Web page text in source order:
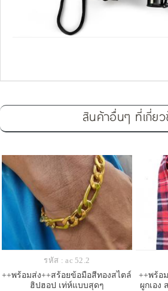
สินค้าอื่นๆ ที่เกี่ย
รหัส : ac 52.2
++พร้อมส่ง++สร้อยข้อมือสีทองสไตล์
ฮิปฮอป เท่ห์แบบสุดๆ
++พร้อ
ผูกเอง